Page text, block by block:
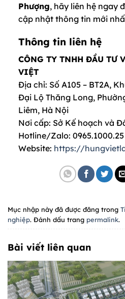
Phượng, hãy liên hệ ngay
cập nhật thông tin mới
Thông tin liên hệ
CÔNG TY TNHH ĐẦU TƯ
VIỆT
Địa chỉ: Số A105 – BT2A,
Đại Lộ Thăng Long,
Liêm, Hà Nội
Nơi cấp: Sở Kế hoạch và
Hotline/Zalo: 0965.1000.25
Website: https://
Mục nhập này đã được đăng trong
nghiệp. Đánh dấu trang permalink.
Bài viết liên quan